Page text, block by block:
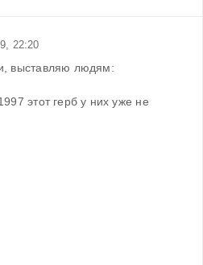
22:20
выставляю людям:
этот герб у них уже не